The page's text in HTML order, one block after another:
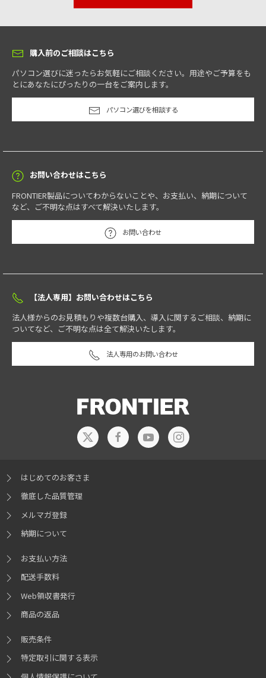
購入前のご相談はこちら
パソコン選びに迷ったらお気軽にご相談ください。用途やご予算をも
とにあなたにぴったりの一台をご案内します。
パソコン選びを相談する
お問い合わせはこちら
FRONTIER製品についてわからないことや、お支払い、納期について
など、ご不明な点はすべて解決いたします。
お問い合わせ
【法人専用】お問い合わせはこちら
法人様からのお見積もりや複数台購入、導入に関するご相談、納期に
ついてなど、ご不明な点は全て解決いたします。
法人専用のお問い合わせ
はじめてのお客さま
徹底した品質管理
メルマガ登録
納期について
お支払い方法
配送手数料
Web領収書発行
商品の返品
販売条件
特定取引に関する表示